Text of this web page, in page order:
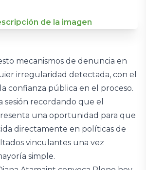
mecanismos de denuncia en
irregularidad detectada, con el
confianza pública en el proceso.
sesión recordando que el
una oportunidad para que
directamente en políticas de
vinculantes una vez
simple.